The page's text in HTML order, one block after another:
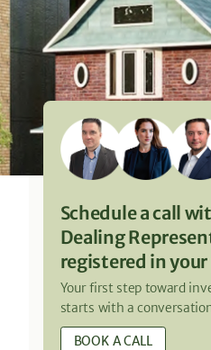
Schedule a call
Dealing
registered in
Your first step toward
starts with a
BOOK A CALL